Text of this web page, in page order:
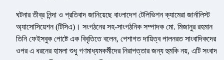
ঘটনার তীব্র নিন্দা ও প্রতিবাদ জানিয়েছে বাংলাদেশ টেলিভিশন ক্যামেরা জার্নালিস্ট
অ্যাসোসিয়েশন (টিসিএ)। সংগঠনের সহ-সাংগঠনিক সম্পাদক মো. মিজানুর রহমান
তিনি ফেইসবুক পোষ্টে এক বিবৃতিতে বলেন, পেশাগত দায়িত্ব পালনরত সাংবাদিকদের
ওপর এ ধরনের হামলা শুধু গণমাধ্যমকর্মীদের নিরাপত্তার জন্য হুমকি নয়, এটি সংবাদ